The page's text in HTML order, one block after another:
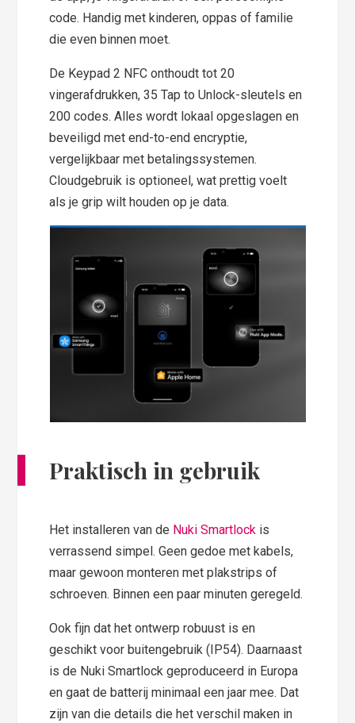
code. Handig met kinderen, oppas of familie
die even binnen moet.
De Keypad 2 NFC onthoudt tot 20
vingerafdrukken, 35 Tap to Unlock-sleutels en
200 codes. Alles wordt lokaal opgeslagen en
beveiligd met end-to-end encryptie,
vergelijkbaar met betalingssystemen.
Cloudgebruik is optioneel, wat prettig voelt
als je grip wilt houden op je data.
Praktisch in gebruik
Het installeren van de Nuki Smartlock is
verrassend simpel. Geen gedoe met kabels,
maar gewoon monteren met plakstrips of
schroeven. Binnen een paar minuten geregeld.
Ook fijn dat het ontwerp robuust is en
geschikt voor buitengebruik (IP54). Daarnaast
is de Nuki Smartlock geproduceerd in Europa
en gaat de batterij minimaal een jaar mee. Dat
zijn van die details die het verschil maken in